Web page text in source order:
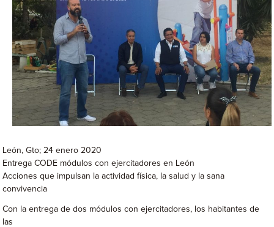
León, Gto; 24 enero 2020
Entrega CODE módulos con ejercitadores en León
Acciones que impulsan la actividad física, la salud y la sana
convivencia
Con la entrega de dos módulos con ejercitadores, los habitantes de
las